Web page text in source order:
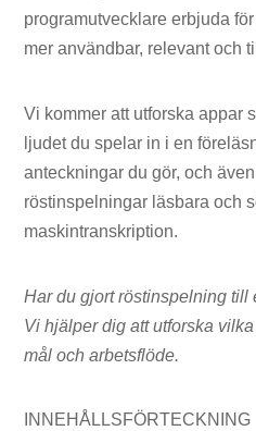
programutvecklare erbjuda
mer användbar, relevant och
Vi kommer att utforska appar
ljudet du spelar in i en
anteckningar du gör, och
röstinspelningar läsbara och
maskintranskription.
Har du gjort röstinspelning till
Vi hjälper dig att utforska
mål och arbetsflöde.
INNEHÅLLSFÖRTECKNING